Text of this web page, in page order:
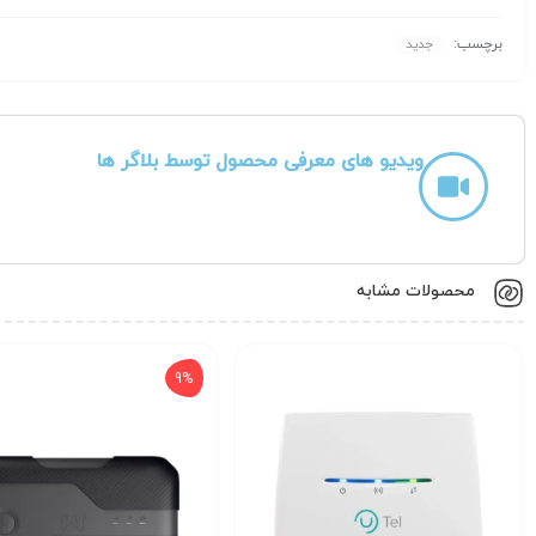
مشخصات فنی و کلیدی
برچسب: جدید
ویدیو های معرفی محصول توسط بلاگر ها
محصولات مشابه
9%